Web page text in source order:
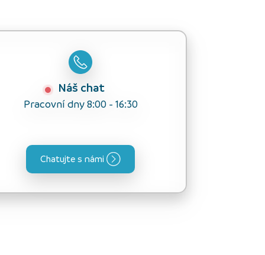
Náš chat
Pracovní dny 8:00 - 16:30
Chatujte s námi